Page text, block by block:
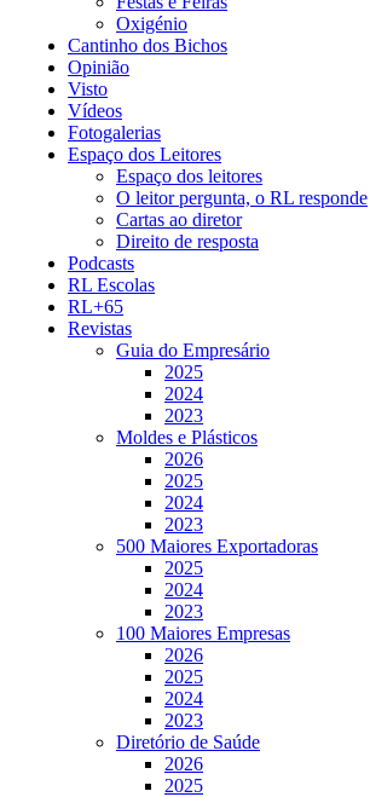
Oxigénio
Cantinho dos Bichos
Opinião
Visto
Vídeos
Fotogalerias
Espaço dos Leitores
Espaço dos leitores
O leitor pergunta, o RL responde
Cartas ao diretor
Direito de resposta
Podcasts
RL Escolas
RL+65
Revistas
Guia do Empresário
2025
2024
2023
Moldes e Plásticos
2026
2025
2024
2023
500 Maiores Exportadoras
2025
2024
2023
100 Maiores Empresas
2026
2025
2024
2023
Diretório de Saúde
2026
2025